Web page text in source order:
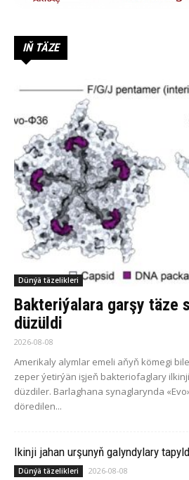
IŇ TÄZE
Dünýä täzelikleri
Bakteriýalara garşy täze
düzüldi
2026-08-08
Amerikaly alymlar emeli aňyň kömegi
zeper ýetirýän işjeň bakteriofaglary
düzdiler. Barlaghana synaglarynda
döredilen...
Ikinji jahan urşunyň galyndylary
Dünýä täzelikleri 2026-08-08